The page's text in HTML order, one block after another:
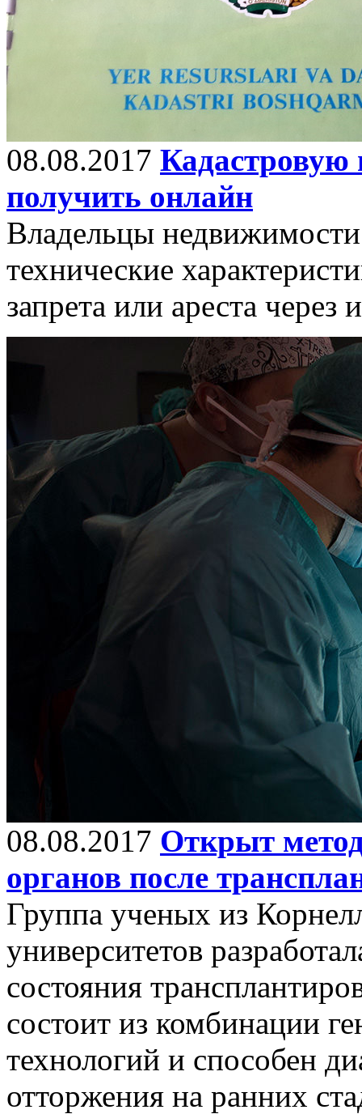
08.08.2017
получить онлайн
Владельцы
технические
запрета или ареста через
08.08.2017 Открыт
органов после
Группа ученых из
университетов
состояния
состоит из комбинации
технологий и способен
отторжения на ранних